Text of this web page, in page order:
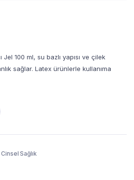
Jel 100 ml, su bazlı yapısı ve çilek
sağlar. Latex ürünlerle kullanıma
Cinsel Sağlık